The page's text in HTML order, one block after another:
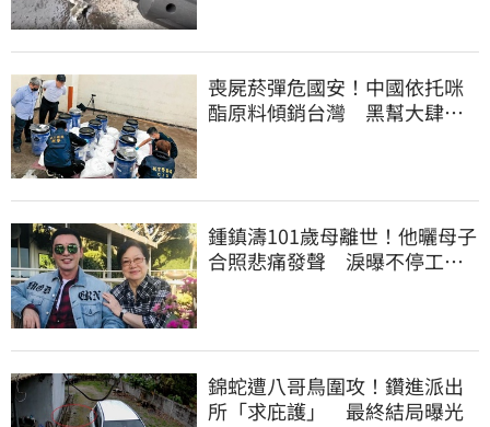
喪屍菸彈危國安！中國依托咪
酯原料傾銷台灣 黑幫大肆走
鍾鎮濤101歲母離世！他曬母子
合照悲痛發聲 淚曝不停工原
錦蛇遭八哥鳥圍攻！鑽進派出
所「求庇護」 最終結局曝光